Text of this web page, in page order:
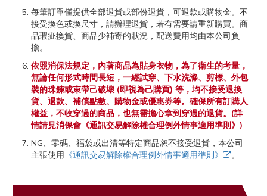
每筆訂單僅提供全部退貨或部份退貨，可退款或購物金。不
接受換色或換尺寸，請辦理退貨，若有需要請重新購買。商
品瑕疵換貨、商品少補寄的狀況，配送費用均由本公司負
擔。
依照消保法規定，內著商品為貼身衣物，為了衛生的考量，
無論任何形式時間長短，一經試穿、下水洗滌、剪標、外包
裝的珠鍊或束帶己破壞 (即視為己購買) 等，均不接受退換
貨、退款、補償點數、購物金或優惠券等。確保所有訂購人
權益，不收穿過的商品，也無需擔心拿到穿過的退貨。(詳
情請見消保會《通訊交易解除權合理例外情事適用準則》)
NG、零碼、福袋或出清等特定商品恕不接受退貨，本公司
主張使用 《通訊交易解除權合理例外情事適用準則》 。